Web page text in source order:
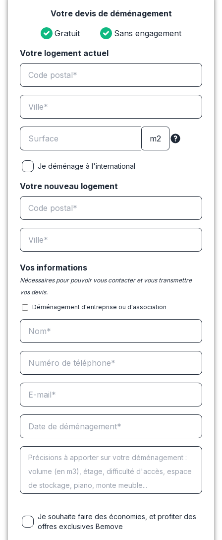
Votre devis de déménagement
Gratuit
Sans engagement
Votre logement actuel
Je déménage à l'international
Votre nouveau logement
Vos informations
Nécessaires pour pouvoir vous contacter et vous transmettre
vos devis.
Déménagement d'entreprise ou d'association
Je souhaite faire des économies, et profiter des
offres exclusives Bemove